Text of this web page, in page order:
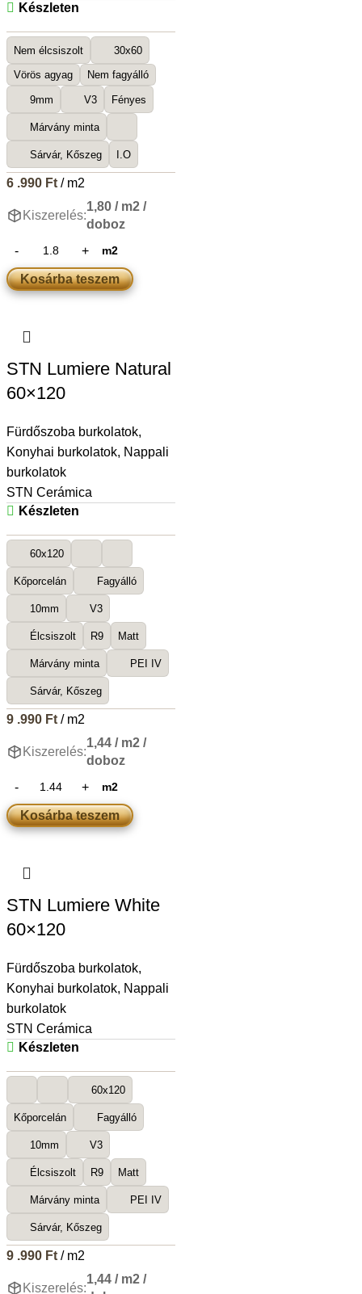
Készleten
Nem élcsiszolt 30x60
Vörös agyag Nem fagyálló
9mm V3 Fényes
Márvány minta
Sárvár, Kőszeg I.O
6 .990 Ft/ m2
Kiszerelés:
1,80 / m2 /
doboz
m2
Kosárba teszem
STN Lumiere Natural
60×120
Fürdőszoba burkolatok,
Konyhai burkolatok, Nappali
burkolatok
STN Cerámica
Készleten
60x120
Kőporcelán Fagyálló
10mm V3
Élcsiszolt R9 Matt
Márvány minta PEI IV
Sárvár, Kőszeg
9 .990 Ft/ m2
Kiszerelés:
1,44 / m2 /
doboz
m2
Kosárba teszem
STN Lumiere White
60×120
Fürdőszoba burkolatok,
Konyhai burkolatok, Nappali
burkolatok
STN Cerámica
Készleten
60x120
Kőporcelán Fagyálló
10mm V3
Élcsiszolt R9 Matt
Márvány minta PEI IV
Sárvár, Kőszeg
9 .990 Ft/ m2
Kiszerelés:
1,44 / m2 /